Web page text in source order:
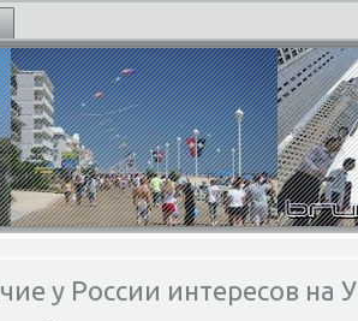
у России интересов на